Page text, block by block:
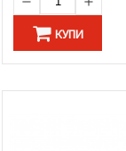
КУПИ